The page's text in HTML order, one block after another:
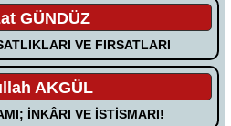
GÜNDÜZ
VE FIRSATLARI
AKGÜL
İNKÂRI VE İSTİSMARI!